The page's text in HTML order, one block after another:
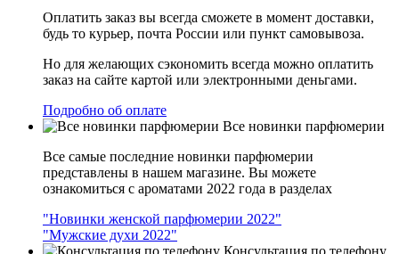
Оплатить заказ вы всегда сможете в момент доставки,
будь то курьер, почта России или пункт самовывоза.
Но для желающих сэкономить всегда можно оплатить
заказ на сайте картой или электронными деньгами.
Подробно об оплате
Все новинки парфюмерии
Все самые последние новинки парфюмерии
представлены в нашем магазине. Вы можете
ознакомиться с ароматами 2022 года в разделах
"Новинки женской парфюмерии 2022"
"Мужские духи 2022"
Консультация по телефону